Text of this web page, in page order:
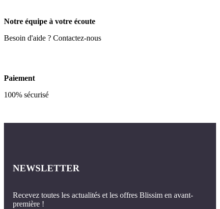
Notre équipe à votre écoute
Besoin d'aide ? Contactez-nous
Paiement
100% sécurisé
NEWSLETTER
Recevez toutes les actualités et les offres Blissim en avant-
première !